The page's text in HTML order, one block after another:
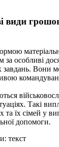
види
за особливі
Вони
Такі
та їх сімей у
допомоги.